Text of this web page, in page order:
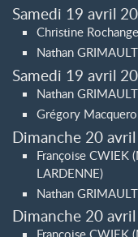
Samedi 19 avril
Christine
Nathan
Samedi 19 avril
Nathan
Grégory
Dimanche 20
Françoise CWIEK
LARDENNE)
Nathan
Dimanche 20